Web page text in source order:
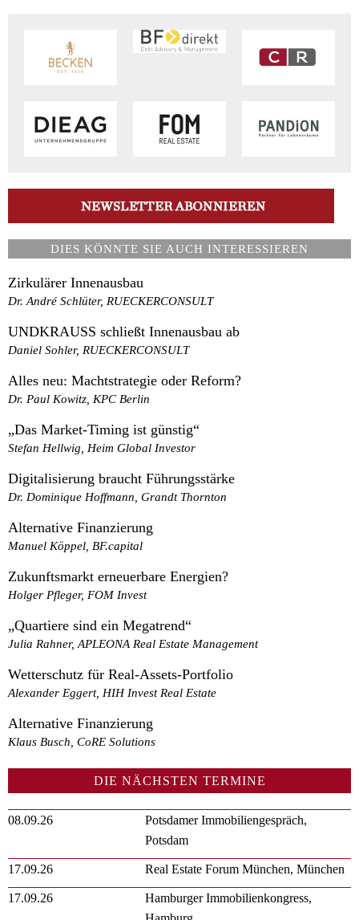
DIES KÖNNTE SIE AUCH INTERESSIEREN
Zirkulärer Innenausbau
Dr. André Schlüter, RUECKERCONSULT
UNDKRAUSS schließt Innenausbau ab
Daniel Sohler, RUECKERCONSULT
Alles neu: Machtstrategie oder Reform?
Dr. Paul Kowitz, KPC Berlin
„Das Market-Timing ist günstig“
Stefan Hellwig, Heim Global Investor
Digitalisierung braucht Führungsstärke
Dr. Dominique Hoffmann, Grandt Thornton
Alternative Finanzierung
Manuel Köppel, BF.capital
Zukunftsmarkt erneuerbare Energien?
Holger Pfleger, FOM Invest
„Quartiere sind ein Megatrend“
Julia Rahner, APLEONA Real Estate Management
Wetterschutz für Real-Assets-Portfolio
Alexander Eggert, HIH Invest Real Estate
Alternative Finanzierung
Klaus Busch, CoRE Solutions
DIE NÄCHSTEN TERMINE
08.09.26
Potsdamer Immobiliengespräch,
Potsdam
17.09.26 Real Estate Forum München, München
17.09.26
Hamburger Immobilienkongress,